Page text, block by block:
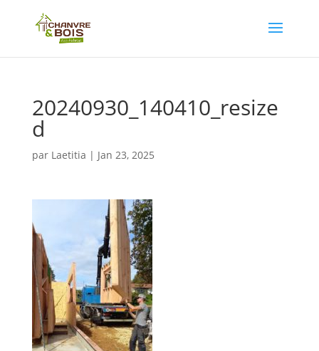
20240930_140410_resize
d
par Laetitia | Jan 23, 2025